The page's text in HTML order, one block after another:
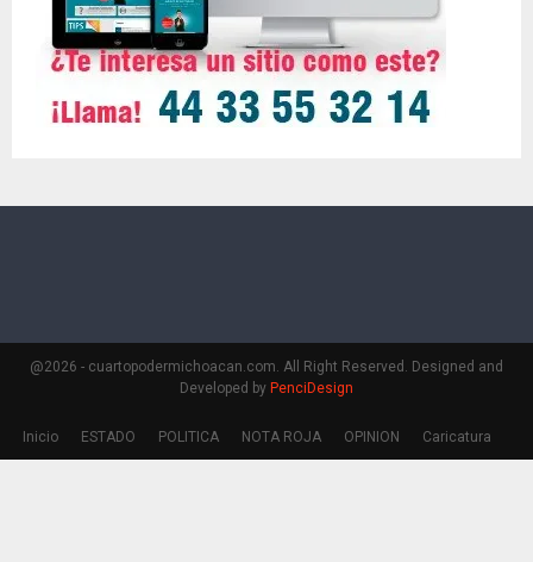
@2026 - cuartopodermichoacan.com. All Right Reserved. Designed and
Developed by PenciDesign
Inicio ESTADO POLITICA NOTA ROJA OPINION Caricatura